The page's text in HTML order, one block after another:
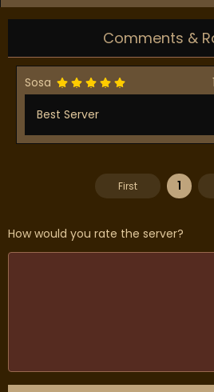
Comments &
Sosa
Best Server
First 1
How would you rate the server?